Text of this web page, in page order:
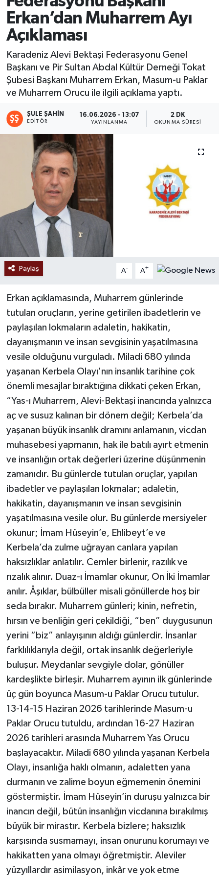
Erkan’dan Muharrem Ayı
Açıklaması
Karadeniz Alevi Bektaşi Federasyonu Genel
Başkanı ve Pir Sultan Abdal Kültür Derneği Tokat
Şubesi Başkanı Muharrem Erkan, Masum-u Paklar
ve Muharrem Orucu ile ilgili açıklama yaptı.
ŞULE ŞAHIN
EDITÖR
16.06.2026 - 13:07
YAYINLANMA
2 DK
OKUNMA SÜRESI
Paylaş A- A+
Erkan açıklamasında, Muharrem günlerinde
tutulan oruçların, yerine getirilen ibadetlerin ve
paylaşılan lokmaların adaletin, hakikatin,
dayanışmanın ve insan sevgisinin yaşatılmasına
vesile olduğunu vurguladı. Miladi 680 yılında
yaşanan Kerbela Olayı'nın insanlık tarihine çok
önemli mesajlar bıraktığına dikkati çeken Erkan,
“Yas-ı Muharrem, Alevi-Bektaşi inancında yalnızca
aç ve susuz kalınan bir dönem değil; Kerbela’da
yaşanan büyük insanlık dramını anlamanın, vicdan
muhasebesi yapmanın, hak ile batılı ayırt etmenin
ve insanlığın ortak değerleri üzerine düşünmenin
zamanıdır. Bu günlerde tutulan oruçlar, yapılan
ibadetler ve paylaşılan lokmalar; adaletin,
hakikatin, dayanışmanın ve insan sevgisinin
yaşatılmasına vesile olur. Bu günlerde mersiyeler
okunur; İmam Hüseyin’e, Ehlibeyt’e ve
Kerbela’da zulme uğrayan canlara yapılan
haksızlıklar anlatılır. Cemler birlenir, razılık ve
rızalık alınır. Duaz-ı İmamlar okunur, On İki İmamlar
anılır. Âşıklar, bülbüller misali gönüllerde hoş bir
seda bırakır. Muharrem günleri; kinin, nefretin,
hırsın ve benliğin geri çekildiği, “ben” duygusunun
yerini “biz” anlayışının aldığı günlerdir. İnsanlar
farklılıklarıyla değil, ortak insanlık değerleriyle
buluşur. Meydanlar sevgiyle dolar, gönüller
kardeşlikte birleşir. Muharrem ayının ilk günlerinde
üç gün boyunca Masum-u Paklar Orucu tutulur.
13-14-15 Haziran 2026 tarihlerinde Masum-u
Paklar Orucu tutuldu, ardından 16-27 Haziran
2026 tarihleri arasında Muharrem Yas Orucu
başlayacaktır. Miladi 680 yılında yaşanan Kerbela
Olayı, insanlığa haklı olmanın, adaletten yana
durmanın ve zalime boyun eğmemenin önemini
göstermiştir. İmam Hüseyin’in duruşu yalnızca bir
inancın değil, bütün insanlığın vicdanına bırakılmış
büyük bir mirastır. Kerbela bizlere; haksızlık
karşısında susmamayı, insan onurunu korumayı ve
hakikatten yana olmayı öğretmiştir. Aleviler
yüzyıllardır asimilasyon, inkâr ve yok etme
Ekonomi
Sağlık
Tokat Haber